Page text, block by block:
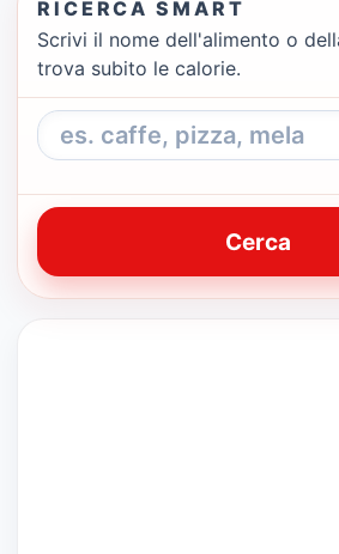
RICERCA SMART
Scrivi il nome dell'alimento o
trova subito le calorie.
Cerca